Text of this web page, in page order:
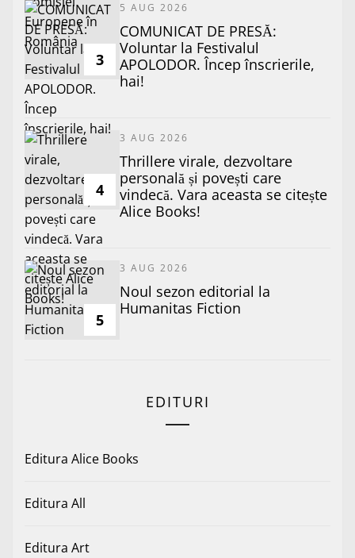
3
5 AUG 2026
COMUNICAT DE PRESĂ:
Voluntar la Festivalul
APOLODOR. Încep înscrierile,
hai!
4
3 AUG 2026
Thrillere virale, dezvoltare
personală și povești care
vindecă. Vara aceasta se citește
Alice Books!
5
3 AUG 2026
​Noul sezon editorial la
Humanitas Fiction
EDITURI
Editura Alice Books
Editura All
Editura Art